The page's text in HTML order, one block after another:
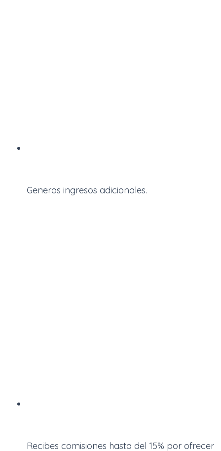
Generas ingresos adicionales.
Recibes comisiones hasta del 15% por ofrecer